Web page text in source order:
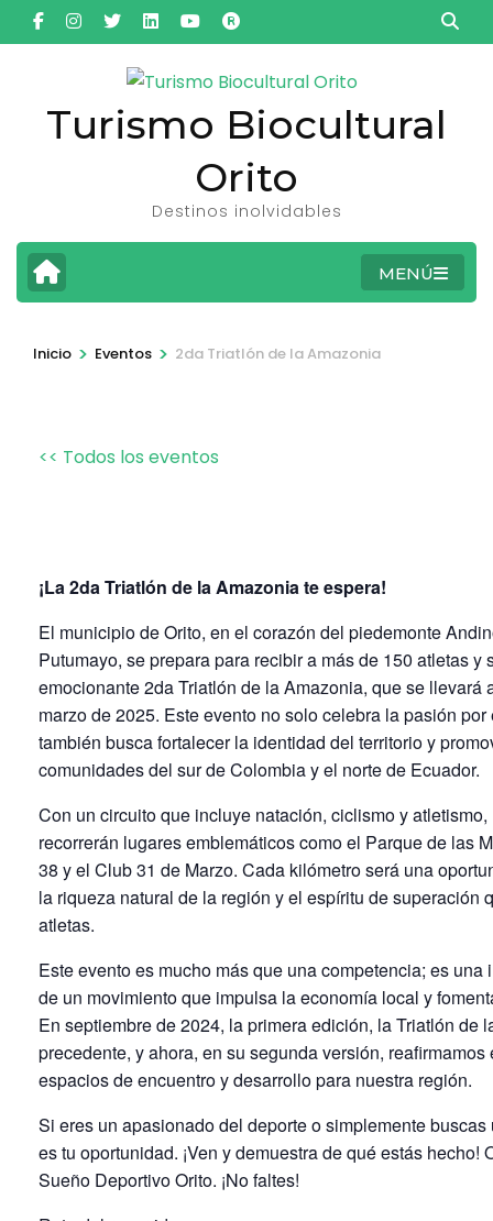
Saltar
al
(presionaTurismo Biocultural
Orito
Destinos inolvidables
MENÚ
Inicio > Eventos > 2da Triatlón de la Amazonia
<< Todos los eventos
¡La 2da Triatlón de la Amazonia te espera!
El municipio de Orito, en el corazón del piedemonte
Putumayo, se prepara para recibir a más de 150 atletas y
emocionante 2da Triatlón de la Amazonia, que se llevará
marzo de 2025. Este evento no solo celebra la pasión
también busca fortalecer la identidad del territorio y
comunidades del sur de Colombia y el norte de Ecuador.
Con un circuito que incluye natación, ciclismo y
recorrerán lugares emblemáticos como el Parque de las
38 y el Club 31 de Marzo. Cada kilómetro será una
la riqueza natural de la región y el espíritu de superación
atletas.
Este evento es mucho más que una competencia; es una
de un movimiento que impulsa la economía local y
En septiembre de 2024, la primera edición, la Triatlón de
precedente, y ahora, en su segunda versión,
espacios de encuentro y desarrollo para nuestra región.
Si eres un apasionado del deporte o simplemente
es tu oportunidad. ¡Ven y demuestra de qué estás hecho!
Sueño Deportivo Orito. ¡No faltes!